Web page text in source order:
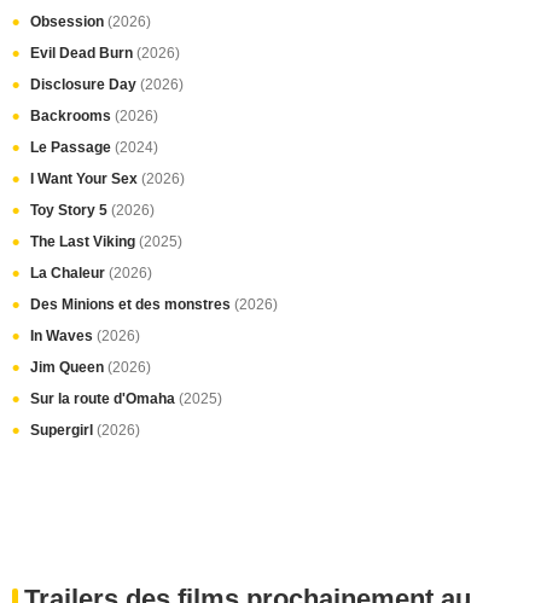
Obsession (2026)
Evil Dead Burn (2026)
Disclosure Day (2026)
Backrooms (2026)
Le Passage (2024)
I Want Your Sex (2026)
Toy Story 5 (2026)
The Last Viking (2025)
La Chaleur (2026)
Des Minions et des monstres (2026)
In Waves (2026)
Jim Queen (2026)
Sur la route d'Omaha (2025)
Supergirl (2026)